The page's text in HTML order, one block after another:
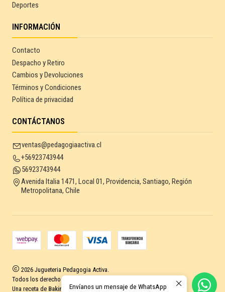
Deportes
INFORMACIÓN
Contacto
Despacho y Retiro
Cambios y Devoluciones
Términos y Condiciones
Política de privacidad
CONTÁCTANOS
ventas@pedagogiaactiva.cl
+56923743944
56923743944
Avenida Italia 1471, Local 01, Providencia, Santiago, Región
Metropolitana, Chile
2026 Jugueteria Pedagogia Activa.
Todos los derechos reservados.
Una receta de Baking Sales.Envíanos un mensaje de WhatsApp